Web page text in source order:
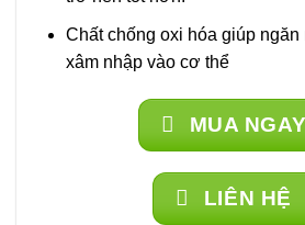
Chất chống oxi hóa giúp
xâm nhập vào cơ thể
MUA NGAY
LIÊN HỆ